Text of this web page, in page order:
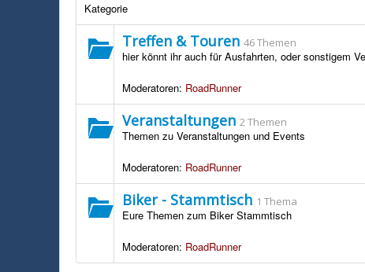
Kategorie
Treffen & Touren 46 Themen
hier könnt ihr auch für Ausfahrten, oder sonstigem
Moderatoren: RoadRunner
Veranstaltungen 2 Themen
Themen zu Veranstaltungen und Events
Moderatoren: RoadRunner
Biker - Stammtisch 1 Thema
Eure Themen zum Biker Stammtisch
Moderatoren: RoadRunner